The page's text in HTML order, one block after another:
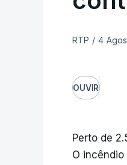
RTP / 4
OUVIR
Perto de
O